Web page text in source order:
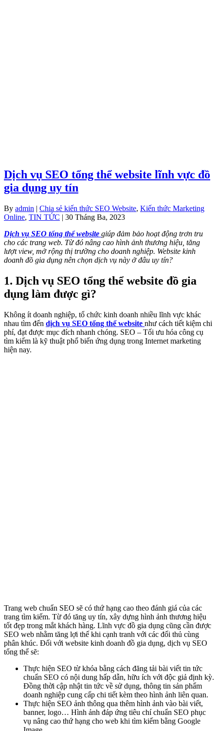
Dịch vụ SEO tổng thể website lĩnh vực đồ
gia dụng uy tín
By admin | Chia sẻ kiến thức SEO Website, Kiến thức Marketing
Online, TIN TỨC | 30 Tháng Ba, 2023
Dịch vụ SEO tổng thể website giúp đảm bảo hoạt động trơn tru
cho các trang web. Từ đó nâng cao hình ảnh thương hiệu, tăng
lượt view, mở rộng thị trường cho doanh nghiệp. Website kinh
doanh đồ gia dụng nên chọn dịch vụ này ở đâu uy tín?
1. Dịch vụ SEO tổng thể website đồ gia
dụng làm được gì?
Không ít doanh nghiệp, tổ chức kinh doanh nhiều lĩnh vực khác
nhau tìm đến dịch vụ SEO tổng thể website như cách tiết kiệm chi
phí, đạt được mục đích nhanh chóng. SEO – Tối ưu hóa công cụ
tìm kiếm là kỹ thuật phổ biến ứng dụng trong Internet marketing
hiện nay.
Trang web chuẩn SEO sẽ có thứ hạng cao theo đánh giá của các
trang tìm kiếm. Từ đó tăng uy tín, xây dựng hình ảnh thương hiệu
tốt đẹp trong mắt khách hàng. Lĩnh vực đồ gia dụng cũng cần được
SEO web nhằm tăng lợi thế khi cạnh tranh với các đối thủ cùng
phân khúc. Đối với website kinh doanh đồ gia dụng, dịch vụ SEO
tổng thể sẽ:
Thực hiện SEO từ khóa bằng cách đăng tải bài viết tin tức
chuẩn SEO có nội dung hấp dẫn, hữu ích với độc giả định kỳ.
Đồng thời cập nhật tin tức về sử dụng, thông tin sản phẩm
doanh nghiệp cung cấp chi tiết kèm theo hình ảnh liên quan.
Thực hiện SEO ảnh thông qua thêm hình ảnh vào bài viết,
banner, logo… Hình ảnh đáp ứng tiêu chí chuẩn SEO phục
vụ nâng cao thứ hạng cho web khi tìm kiếm bằng Google